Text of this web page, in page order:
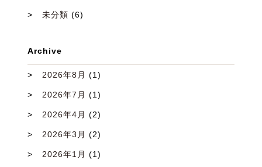
未分類 (6)
Archive
2026年8月 (1)
2026年7月 (1)
2026年4月 (2)
2026年3月 (2)
2026年1月 (1)